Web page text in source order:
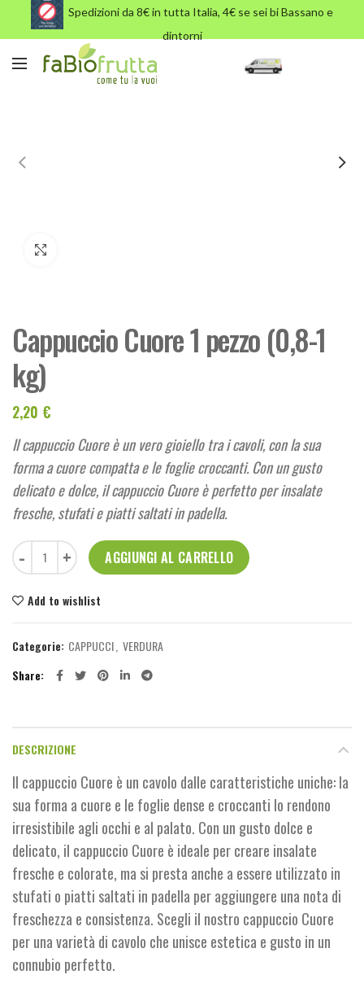
Spedizioni da 8€ in tutta Italia, 4€ se sei bi Bassano e
dintorni
Cappuccio Cuore 1 pezzo (0,8-1
kg)
2,20 €
Il cappuccio Cuore è un vero gioiello tra i cavoli, con la sua
forma a cuore compatta e le foglie croccanti. Con un gusto
delicato e dolce, il cappuccio Cuore è perfetto per insalate
fresche, stufati e piatti saltati in padella.
Cappuccio Cuore 1 pezzo (0,8-1 kg) quantità
AGGIUNGI AL CARRELLO
Add to wishlist
Categorie: CAPPUCCI VERDURA
Share
DESCRIZIONE
Il cappuccio Cuore è un cavolo dalle caratteristiche uniche: la
sua forma a cuore e le foglie dense e croccanti lo rendono
irresistibile agli occhi e al palato. Con un gusto dolce e
delicato, il cappuccio Cuore è ideale per creare insalate
fresche e colorate, ma si presta anche a essere utilizzato in
stufati o piatti saltati in padella per aggiungere una nota di
freschezza e consistenza. Scegli il nostro cappuccio Cuore
per una varietà di cavolo che unisce estetica e gusto in un
connubio perfetto.